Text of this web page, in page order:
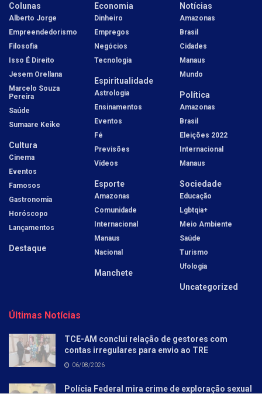
Colunas
Alberto Jorge
Empreendedorismo
Filosofia
Isso É Direito
Jesem Orellana
Marcelo Souza
Pereira
Saúde
Sumaare Keike
Cultura
Cinema
Eventos
Famosos
Gastronomia
Horóscopo
Lançamentos
Destaque
Economia
Dinheiro
Empregos
Negócios
Tecnologia
Espiritualidade
Astrologia
Ensinamentos
Eventos
Fé
Previsões
Vídeos
Esporte
Amazonas
Comunidade
Internacional
Manaus
Nacional
Manchete
Notícias
Amazonas
Brasil
Cidades
Manaus
Mundo
Política
Amazonas
Brasil
Eleições 2022
Internacional
Manaus
Sociedade
Educação
Lgbtqia+
Meio Ambiente
Saúde
Turismo
Ufologia
Uncategorized
Últimas Notícias
TCE-AM conclui relação de gestores com
contas irregulares para envio ao TRE
06/08/2026
Polícia Federal mira crime de exploração sexual